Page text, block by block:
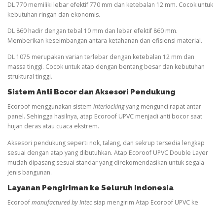
DL 770 memiliki lebar efektif 770 mm dan ketebalan 12 mm. Cocok untuk
kebutuhan ringan dan ekonomis.
DL 860 hadir dengan tebal 10 mm dan lebar efektif 860 mm.
Memberikan keseimbangan antara ketahanan dan efisiensi material.
DL 1075 merupakan varian terlebar dengan ketebalan 12 mm dan
massa tinggi. Cocok untuk atap dengan bentang besar dan kebutuhan
struktural tinggi.
Sistem Anti Bocor dan Aksesori Pendukung
Ecoroof menggunakan sistem interlockingyang mengunci rapat antar
panel. Sehingga hasilnya, atap Ecoroof UPVC menjadi anti bocor saat
hujan deras atau cuaca ekstrem.
Aksesori pendukung seperti nok, talang, dan sekrup tersedia lengkap
sesuai dengan atap yang dibutuhkan. Atap Ecoroof UPVC Double Layer
mudah dipasang sesuai standar yang direkomendasikan untuk segala
jenis bangunan.
Layanan Pengiriman ke Seluruh Indonesia
Ecoroofmanufactured by Intec siap mengirim Atap Ecoroof UPVC ke